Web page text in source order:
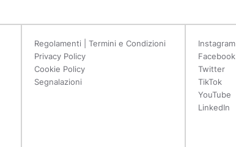
Regolamenti | Termini e Condizioni
Privacy Policy
Cookie Policy
Segnalazioni
Instagram
Facebook
Twitter
TikTok
YouTube
LinkedIn